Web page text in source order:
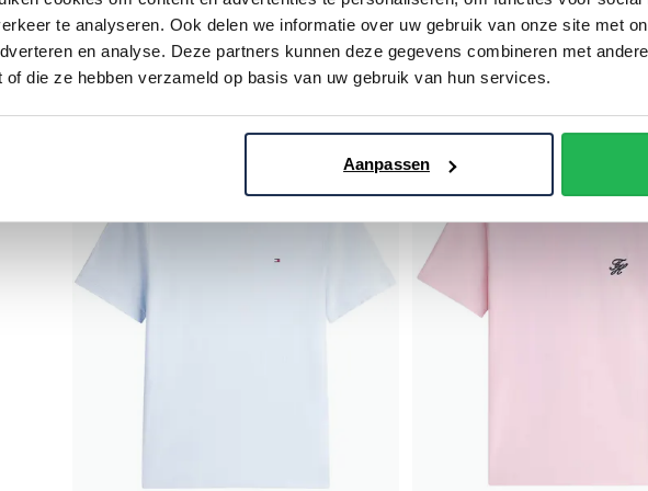
te analyseren. Ook delen we informatie over uw gebruik van onze site met
en analyse. Deze partners kunnen deze gegevens combineren met
of die ze hebben verzameld op basis van uw gebruik van hun services.
Aanpassen
T-shirt Big & Tall lichtblauw ronde hals
€ 59,95 € 47,96 - 20% € 39,95 € 31,96 - 20%